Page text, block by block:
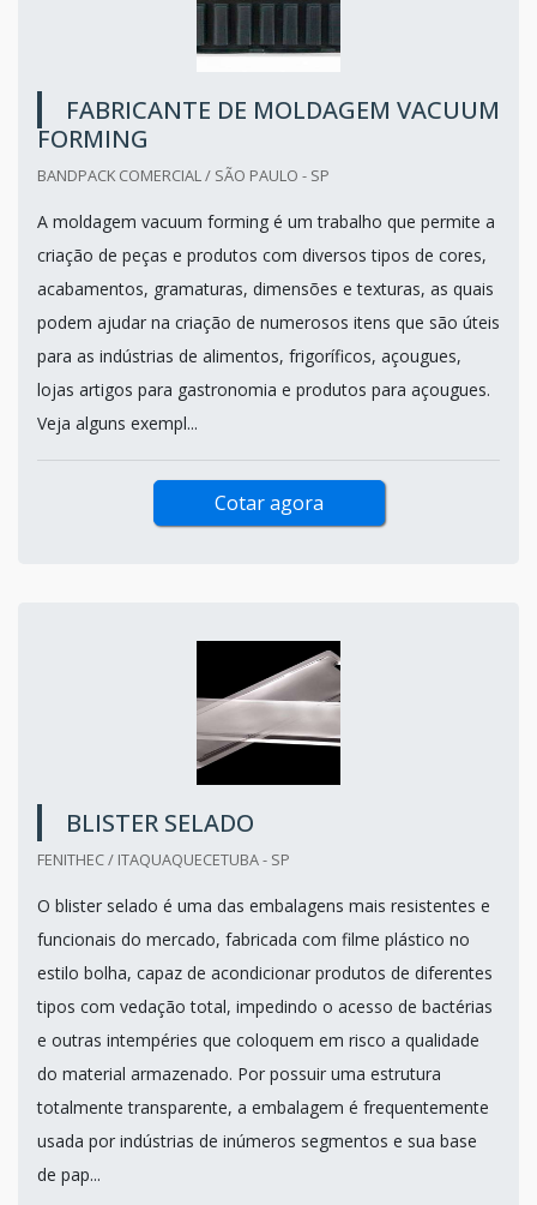
FABRICANTE DE MOLDAGEM VACUUM
FORMING
BANDPACK COMERCIAL / SÃO PAULO - SP
A moldagem vacuum forming é um trabalho que permite a
criação de peças e produtos com diversos tipos de cores,
acabamentos, gramaturas, dimensões e texturas, as quais
podem ajudar na criação de numerosos itens que são úteis
para as indústrias de alimentos, frigoríficos, açougues,
lojas artigos para gastronomia e produtos para açougues.
Veja alguns exempl...
Cotar agora
BLISTER SELADO
FENITHEC / ITAQUAQUECETUBA - SP
O blister selado é uma das embalagens mais resistentes e
funcionais do mercado, fabricada com filme plástico no
estilo bolha, capaz de acondicionar produtos de diferentes
tipos com vedação total, impedindo o acesso de bactérias
e outras intempéries que coloquem em risco a qualidade
do material armazenado. Por possuir uma estrutura
totalmente transparente, a embalagem é frequentemente
usada por indústrias de inúmeros segmentos e sua base
de pap...